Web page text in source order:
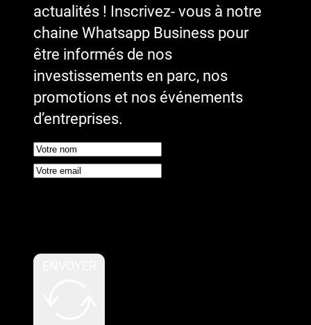
actualités ! Inscrivez- vous à notre
chaine Whatsapp Business pour
être informés de nos
investissements en parc, nos
promotions et nos événements
d’entreprises.